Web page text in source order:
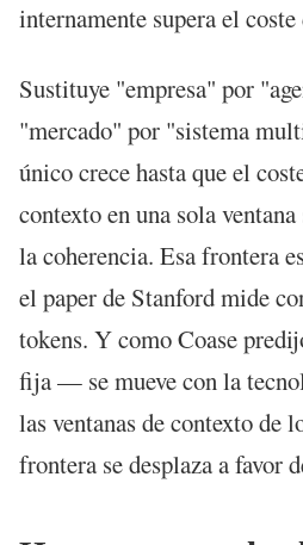
internamente supera el
Sustituye "empresa" por
"mercado" por "sistema
único crece hasta que el
contexto en una sola
la coherencia. Esa frontera
el paper de Stanford mide
tokens. Y como Coase
fija — se mueve con la
las ventanas de contexto de
frontera se desplaza a favor